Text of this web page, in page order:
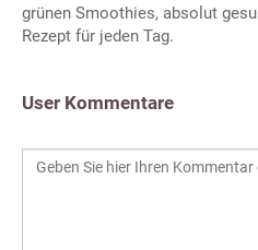
grünen Smoothies, absolut
Rezept für jeden Tag.
User Kommentare